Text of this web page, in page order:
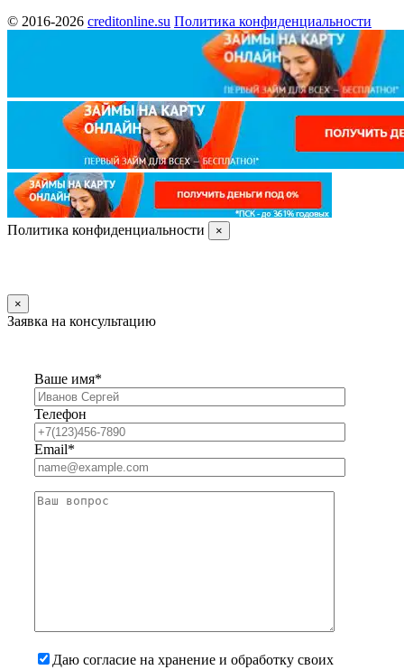
© 2016-2026 creditonline.su Политика конфиденциальности
Политика конфиденциальности ×
×
Заявка на консультацию
Ваше имя*
Телефон
Email*
Даю согласие на хранение и обработку своих